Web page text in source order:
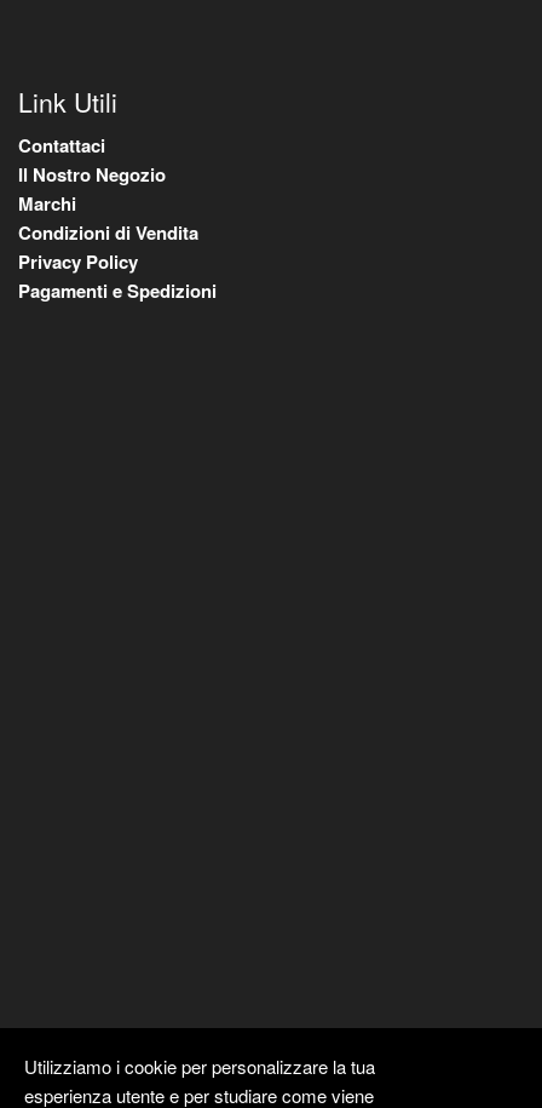
Link Utili
Contattaci
Il Nostro Negozio
Marchi
Condizioni di Vendita
Privacy Policy
Pagamenti e Spedizioni
Utilizziamo i cookie per personalizzare la tua
esperienza utente e per studiare come viene